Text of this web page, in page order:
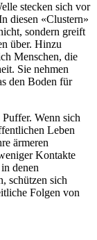
stecken sich vor
diesen «Clustern»
sondern greift
über. Hinzu
Menschen, die
Sie nehmen
den Boden für
Wenn sich
Leben
ärmeren
Kontakte
denen
schützen sich
Folgen von